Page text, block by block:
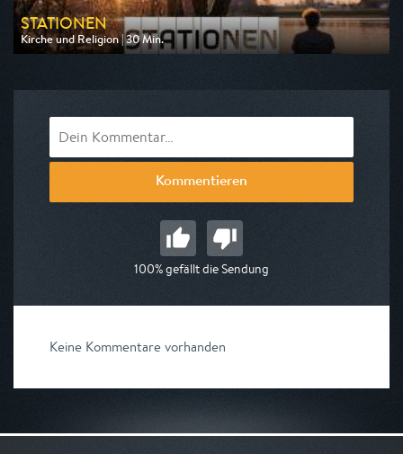
STATIONEN
Kirche und Religion | 30 Min.
Ausgestrahlt von ARD alpha
Kommentieren
100% gefällt die Sendung
Keine Kommentare vorhanden